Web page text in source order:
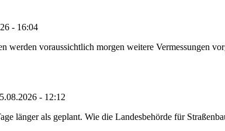
- 16:04
voraussichtlich morgen weitere Vermessungen
- 12:12
länger als geplant. Wie die Landesbehörde für